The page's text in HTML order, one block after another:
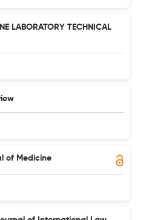
LABORATORY TECHNICAL
of Medicine